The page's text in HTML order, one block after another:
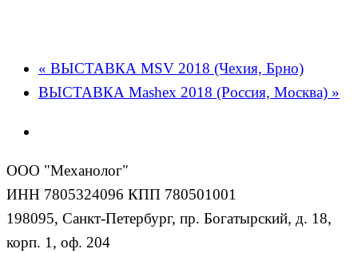
« ВЫСТАВКА MSV 2018 (Чехия, Брно)
ВЫСТАВКА Mashex 2018 (Россия, Москва) »
ООО "Механолог"
ИНН 7805324096 КПП 780501001
198095, Санкт-Петербург, пр. Богатырский, д. 18,
корп. 1, оф. 204